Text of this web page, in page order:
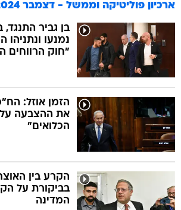
ארכיון פוליטיקה וממשל - דצמבר 2024
בן גביר התנגד,
נמנעו ונתניהו
"חוק הרווחים
הזמן אוזל:
את ההצבעה על
הכלואים"
הקרע בין
בביקורת על
המדינה